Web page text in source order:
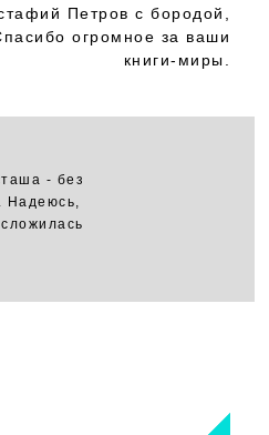
Петров с бородой,
огромное за ваши
книги-миры.
- без
Надеюсь,